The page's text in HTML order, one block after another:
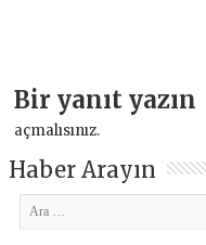
Bir yanıt yazın
açmalısınız.
Haber Arayın